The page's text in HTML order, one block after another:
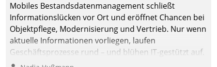
Mobiles Bestandsdatenmanagement schließt
Informationslücken vor Ort und eröffnet Chancen bei
Objektpflege, Modernisierung und Vertrieb. Nur wenn
aktuelle Informationen vorliegen, laufen
Geschäftsprozesse rund – und blühen IT-gestützt auf.